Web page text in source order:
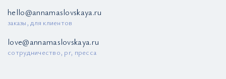
hello@annamaslovskaya.ru
заказы, для клиентов
love@annamaslovskaya.ru
сотрудничество, pr, пресса